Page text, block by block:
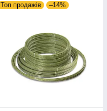
Топ продажів –14%